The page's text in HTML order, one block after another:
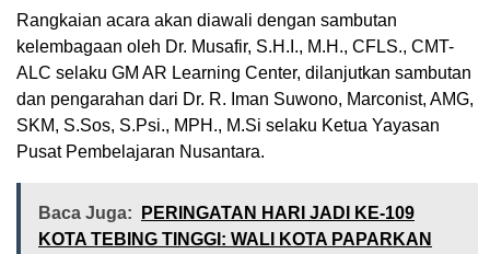
Rangkaian acara akan diawali dengan sambutan
kelembagaan oleh Dr. Musafir, S.H.I., M.H., CFLS., CMT-
ALC selaku GM AR Learning Center, dilanjutkan sambutan
dan pengarahan dari Dr. R. Iman Suwono, Marconist, AMG,
SKM, S.Sos, S.Psi., MPH., M.Si selaku Ketua Yayasan
Pusat Pembelajaran Nusantara.
Baca Juga:
PERINGATAN HARI JADI KE-109
KOTA TEBING TINGGI: WALI KOTA PAPARKAN